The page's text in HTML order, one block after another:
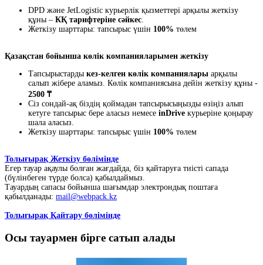
DPD және JetLogistic курьерлік қызметтері арқылы жеткізу
құны – КҚ тарифтеріне сәйкес.
Жеткізу шарттары: тапсырыс үшін 100% төлем
Қазақстан бойынша көлік компанияларымен жеткізу
Тапсырыстарды кез-келген көлік компаниялары арқылы
салып жібере аламыз. Көлік компаниясына дейін жеткізу құны -
2500 ₸
Сіз сондай-ақ біздің қоймадан тапсырысыңызды өзіңіз алып
кетуге тапсырыс бере аласыз немесе inDrive курьеріне қоңырау
шала аласыз.
Жеткізу шарттары: тапсырыс үшін 100% төлем
Толығырақ Жеткізу бөлімінде
Егер тауар ақаулы болған жағдайда, біз қайтаруға тиісті сапада
(бүлінбеген түрде болса) қабылдаймыз.
Тауардың сапасы бойынша шағымдар электрондық поштаға
қабылданады: mail@webpack.kz
Толығырақ Қайтару бөлімінде
Осы тауармен бірге сатып алады